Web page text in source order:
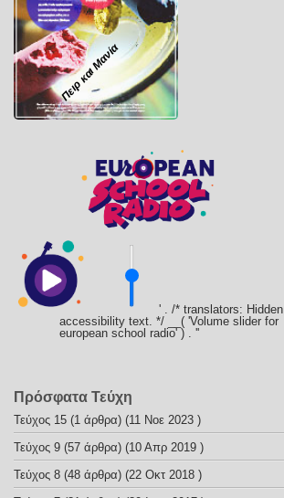
Πειρ και Μανία
' . /* translators: Hidden
accessibility text. */ __( 'Volume slider for
european school radio' ) . ''
Πρόσφατα Τεύχη
Τεύχος 15 (1 άρθρα) (11 Νοε 2023 )
Τεύχος 9 (57 άρθρα) (10 Απρ 2019 )
Τεύχος 8 (48 άρθρα) (22 Οκτ 2018 )